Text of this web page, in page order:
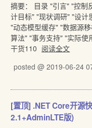
摘要： 目录 "引言" "控制
计目标" "现状调研" "设计
"动态模型缓存" "数据源
算法" "事务支持" "实际使
干货110 阅读全文
posted @ 2019-06-24
[置顶] .NET Core开源
2.1+AdminLTE版)